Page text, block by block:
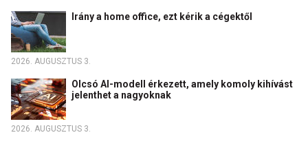
Irány a home office, ezt kérik a cégektől
2026. AUGUSZTUS 3.
Olcsó AI-modell érkezett, amely komoly kihívást
jelenthet a nagyoknak
2026. AUGUSZTUS 3.